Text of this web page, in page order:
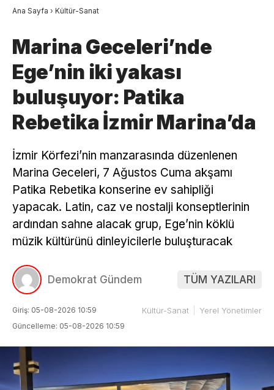
Ana Sayfa › Kültür-Sanat
Marina Geceleri’nde
Ege’nin iki yakası
buluşuyor: Patika
Rebetika İzmir Marina’da
İzmir Körfezi’nin manzarasında düzenlenen
Marina Geceleri, 7 Ağustos Cuma akşamı
Patika Rebetika konserine ev sahipliği
yapacak. Latin, caz ve nostalji konseptlerinin
ardından sahne alacak grup, Ege’nin köklü
müzik kültürünü dinleyicilerle buluşturacak
Demokrat Gündem TÜM YAZILARI
Giriş: 05-08-2026 10:59
Güncelleme: 05-08-2026 10:59
Kültür-Sanat Yerel Yönetimler